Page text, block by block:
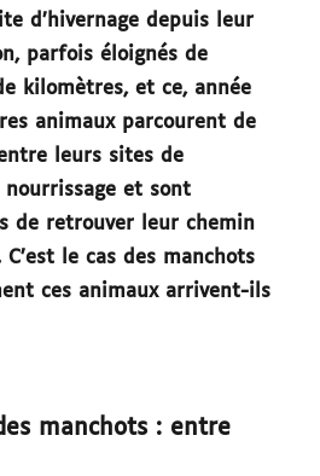
d’hivernage depuis leur
parfois éloignés de
kilomètres, et ce, année
animaux parcourent de
leurs sites de
et sont
de retrouver leur chemin
le cas des manchots
ces animaux arrivent-ils
manchots : entre